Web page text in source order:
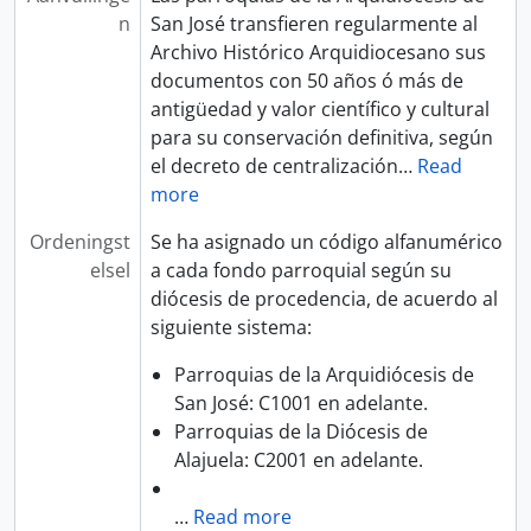
[Archief] 1050 - Parroquia Santa Marta (San José)
[Archief] 1051 - Parroquia Nuestra Señora de la Inmaculada Concepción (Heredia)
[Archief] 1052 - Parroquia San Bartolomé Apóstol (Barva, Heredia)
[Archief] 1053 - Parroquia San Isidro Labradorl (San Isidro, Heredia)
[Archief] 1054 - Parroquia San Pablo Apóstol (San Pablo, Heredia)
[Archief] 1055 - Parroquia San Rafael Arcángel (San Rafael, Heredia)
[Archief] 1056 - Parroquia Santo Domingo de Guzmán (Santo Domingo, Heredia)
[Archief] 1058 - Parroquia Santa Rosa de Lima (Heredia)
[Archief] 1059 - Santuario Nacional Templo Votivo al Sagrado Corazón de Jesús (San José)
[Archief] 2001 - Parroquia Nuestra Señora del Pilar (Alajuela)
[Archief] 2002 - Parroquia San Ramón Nonato (San Ramón, Alajuela)
[Archief] 2004 - Parroquia San Antonio de Padua (Belén, Heredia)
[Archief] 2005 - Parroquia Santiago Apóstol (Valverde Vega, Alajuela)
[Archief] 2006 - Parroquia San Rafael Arcángel (Atenas, Alajuela)
[Archief] 2007 - Parroquia Nuestra Señora de las Mercedes (Grecia, Alajuela)
[Archief] 2008 - Parroquia Nuestra Señora de las Piedades (Naranjo, Alajuela)
n
San José transfieren regularmente al
Archivo Histórico Arquidiocesano sus
documentos con 50 años ó más de
antigüedad y valor científico y cultural
para su conservación definitiva, según
el decreto de centralización… Read
more
Ordeningst
elsel
Se ha asignado un código alfanumérico
a cada fondo parroquial según su
diócesis de procedencia, de acuerdo al
siguiente sistema:
Parroquias de la Arquidiócesis de
San José: C1001 en adelante.
Parroquias de la Diócesis de
Alajuela: C2001 en adelante.
… Read more